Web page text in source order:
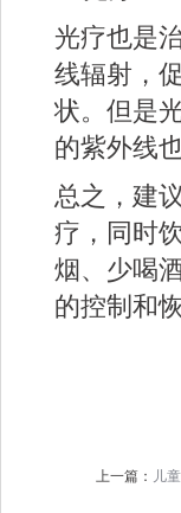
光疗也是
线辐射，
状。但是
的紫外线
总之，建
疗，同时
烟、少喝
的控制和恢
上一篇： 儿